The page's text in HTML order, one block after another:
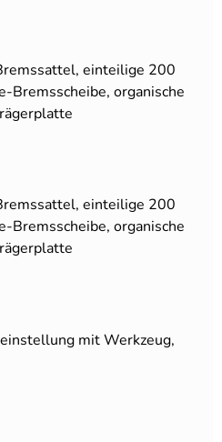
einteilige 200
Bremsscheibe, organische
einteilige 200
Bremsscheibe, organische
mit Werkzeug,